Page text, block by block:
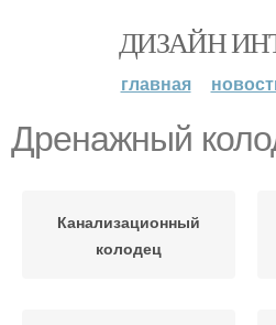
ДИЗАЙН
главная
Дренажный
Канализационный
колодец